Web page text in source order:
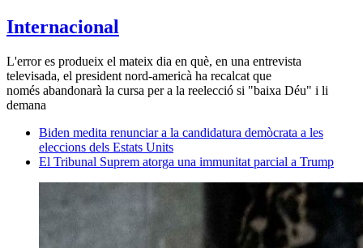
Internacional
L'error es produeix el mateix dia en què, en una entrevista
televisada, el president nord-americà ha recalcat que
només abandonarà la cursa per a la reelecció si "baixa Déu" i li
demana
Biden medita renunciar a la candidatura demòcrata a les
eleccions dels Estats Units
El Tribunal Suprem atorga una immunitat parcial a Trump